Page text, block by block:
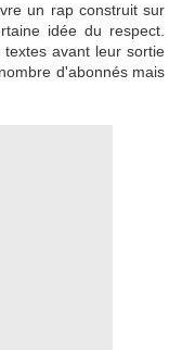
un rap construit sur
idée du respect.
avant leur sortie
d'abonnés mais